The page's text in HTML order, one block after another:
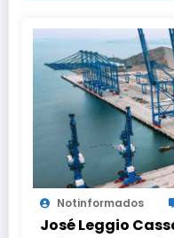
Notinformados
José Leggio